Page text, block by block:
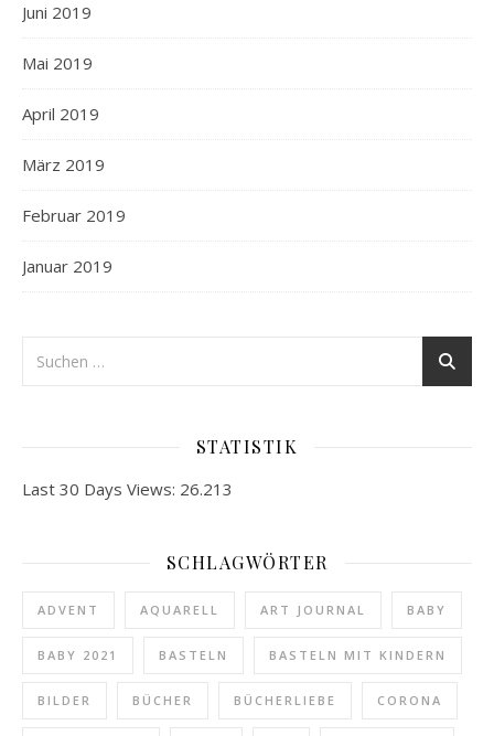
Juni 2019
Mai 2019
April 2019
März 2019
Februar 2019
Januar 2019
STATISTIK
Last 30 Days Views: 26.213
SCHLAGWÖRTER
ADVENT AQUARELL ART JOURNAL BABY
BABY 2021 BASTELN BASTELN MIT KINDERN
BILDER BÜCHER BÜCHERLIEBE CORONA